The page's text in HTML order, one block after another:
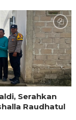
Serahkan
Raudhatul